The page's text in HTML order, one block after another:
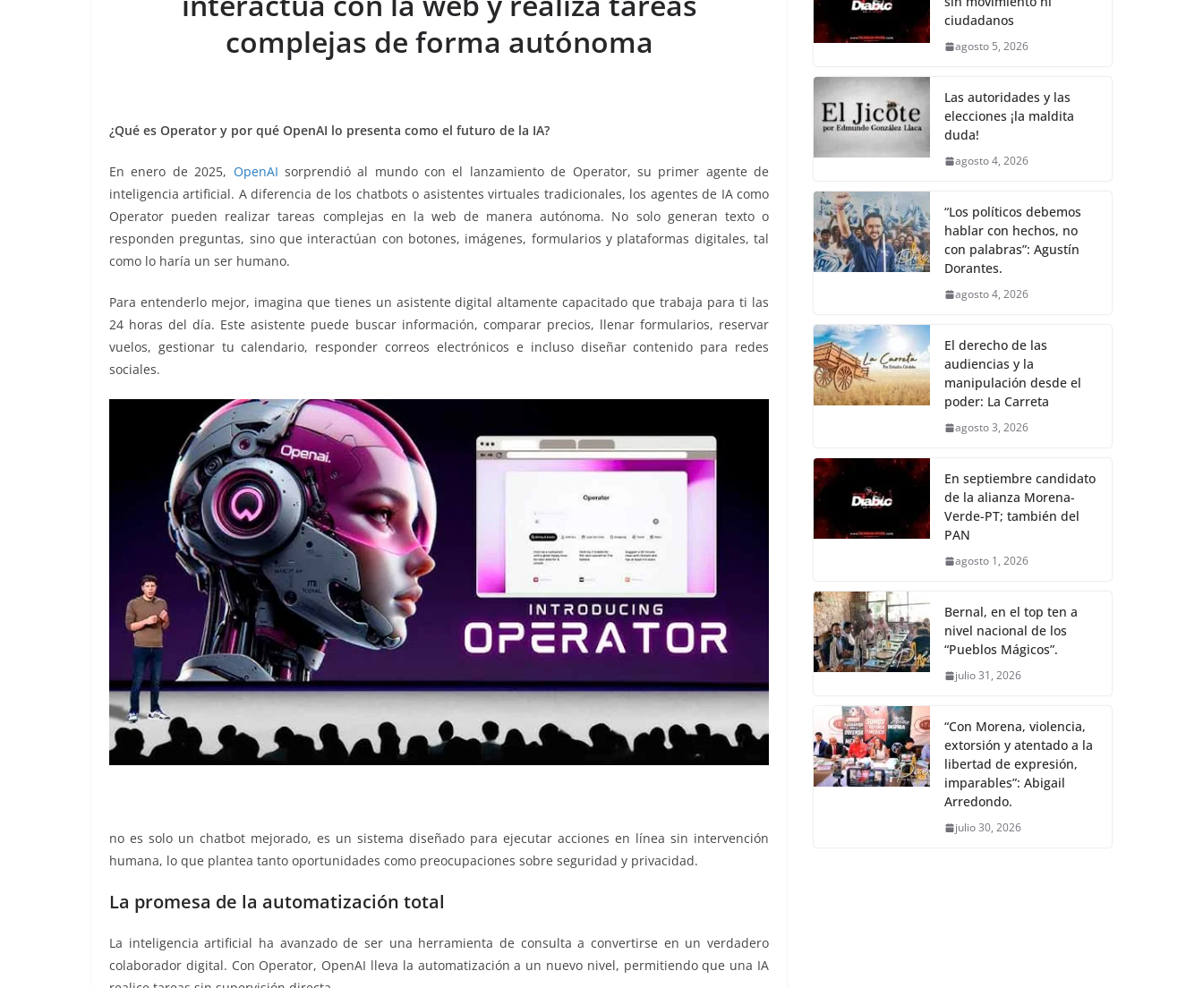
p
p
n
k
m
complejas de forma autónoma
¿Qué es Operator y por qué OpenAI lo presenta como el futuro de la IA?
En enero de 2025, OpenAI sorprendió al mundo con el lanzamiento de Operator, su primer agente de
inteligencia artificial. A diferencia de los chatbots o asistentes virtuales tradicionales, los agentes de IA como
Operator pueden realizar tareas complejas en la web de manera autónoma. No solo generan texto o
responden preguntas, sino que interactúan con botones, imágenes, formularios y plataformas digitales, tal
como lo haría un ser humano.
Para entenderlo mejor, imagina que tienes un asistente digital altamente capacitado que trabaja para ti las
24 horas del día. Este asistente puede buscar información, comparar precios, llenar formularios, reservar
vuelos, gestionar tu calendario, responder correos electrónicos e incluso diseñar contenido para redes
sociales.
no es solo un chatbot mejorado, es un sistema diseñado para ejecutar acciones en línea sin intervención
humana, lo que plantea tanto oportunidades como preocupaciones sobre seguridad y privacidad.
La promesa de la automatización total
La inteligencia artificial ha avanzado de ser una herramienta de consulta a convertirse en un verdadero
colaborador digital. Con Operator, OpenAI lleva la automatización a un nuevo nivel, permitiendo que una IA
b
o
o
k
A
p
Li
n
a
ciudadanos
agosto 5, 2026
Las autoridades y las
elecciones ¡la maldita
duda!
agosto 4, 2026
“Los políticos debemos
hablar con hechos, no
con palabras”: Agustín
Dorantes.
agosto 4, 2026
El derecho de las
audiencias y la
manipulación desde el
poder: La Carreta
agosto 3, 2026
En septiembre candidato
de la alianza Morena-
Verde-PT; también del
PAN
agosto 1, 2026
Bernal, en el top ten a
nivel nacional de los
“Pueblos Mágicos”.
julio 31, 2026
“Con Morena, violencia,
extorsión y atentado a la
libertad de expresión,
imparables”: Abigail
Arredondo.
julio 30, 2026